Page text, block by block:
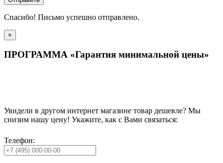
Спасибо! Письмо успешно отправлено.
×
ПРОГРАММА «Гарантия минимальной цены»
Увидели в другом интернет магазине товар дешевле? Мы
снизим нашу цену! Укажите, как с Вами связаться:
Телефон: